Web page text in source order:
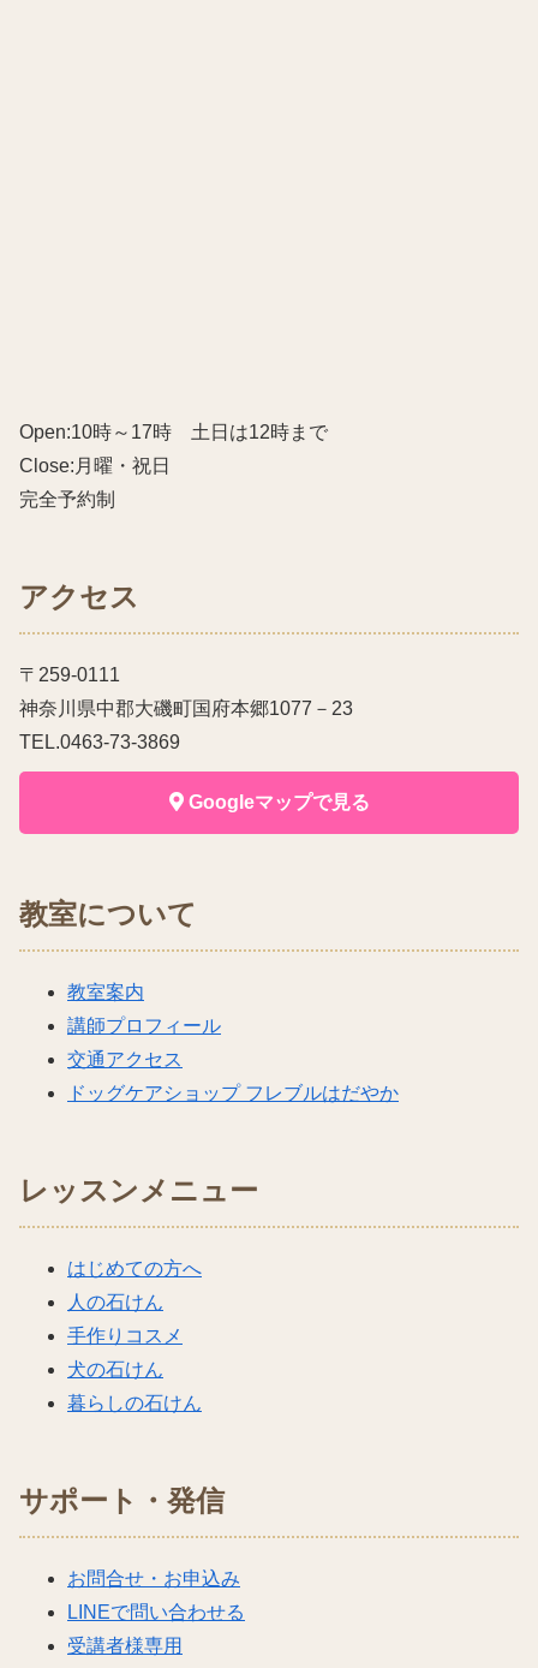
Open:10時～17時 土日は12時まで
Close:月曜・祝日
完全予約制
アクセス
〒259-0111
神奈川県中郡大磯町国府本郷1077－23
TEL.0463-73-3869
Googleマップで見る
教室について
教室案内
講師プロフィール
交通アクセス
ドッグケアショップ フレブルはだやか
レッスンメニュー
はじめての方へ
人の石けん
手作りコスメ
犬の石けん
暮らしの石けん
サポート・発信
お問合せ・お申込み
LINEで問い合わせる
受講者様専用